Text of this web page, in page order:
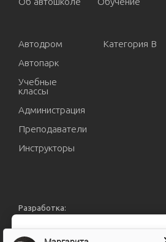
Автодром
Автопарк
Учебные
классы
Администрация
Преподаватели
Инструкторы
Категория В
Разработка:
Политика обработки
Для улучшения работы